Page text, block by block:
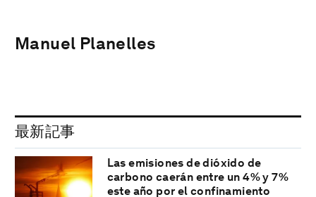
Manuel Planelles
最新記事
Las emisiones de dióxido de
carbono caerán entre un 4% y 7%
este año por el confinamiento